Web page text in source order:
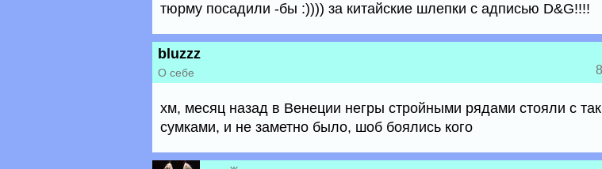
тюрму посадили -бы :)))) за китайские шлепки с адписью D&G!!!!
bluzzz
О себе
хм, месяц назад в Венеции негры стройными рядами стояли с
сумками, и не заметно было, шоб боялись кого